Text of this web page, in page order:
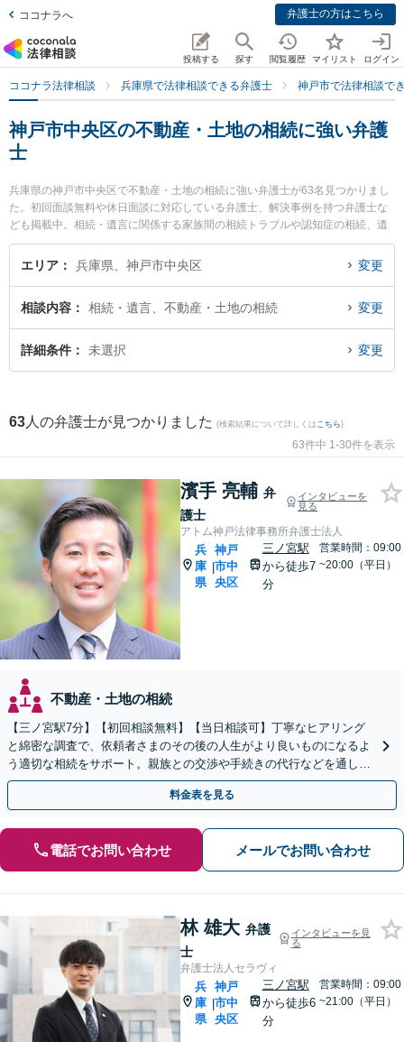
ココナラへ 弁護士の方はこちら
投稿する 探す 閲覧履歴 マイリスト ログイン
ココナラ法律相談 兵庫県で法律相談できる弁護士 神戸市で法律相談で
神戸市中央区の不動産・土地の相続に強い弁護
士
兵庫県の神戸市中央区で不動産・土地の相続に強い弁護士が63名見つかりまし
た。初回面談無料や休日面談に対応している弁護士、解決事例を持つ弁護士な
ども掲載中。相続・遺言に関係する家族間の相続トラブルや認知症の相続、遺
産分割等の細かな分野での絞り込み検索もでき便利です。特にアトム神戸法律
事務所弁護士法人の濱手 亮輔弁護士や弁護士法人セラヴィの林 雄大弁護士、弁
相続のトラブルを今すぐに弁護士に相談したい』『不動産・土地の相続のトラ
ブル解決の実績豊富な近くの弁護士を検索したい』『初回相談無料で不動産・
土地の相続を法律相談できる神戸市中央区内の弁護士に相談予約したい』など
エリア 兵庫県、神戸市中央区 変更
相談内容 相続・遺言、不動産・土地の相続 変更
詳細条件 未選択 変更
63 人の弁護士が見つかりました (検索結果について詳しくは こちら)
63件中 1-30件を表示
濱手 亮輔 弁
護士
インタビューを
見る
アトム神戸法律事務所弁護士法人
兵
庫
県
|
神戸
市中
央区
三ノ宮駅
から徒歩7
分
営業時間：09:00
~20:00（平日）
不動産・土地の相続
【三ノ宮駅7分】【初回相談無料】【当日相談可】丁寧なヒアリング
と綿密な調査で、依頼者さまのその後の人生がより良いものになるよ
う適切な相続をサポート。親族との交渉や手続きの代行などを通し、
心理的な負担を軽減します【分割払いあり】
料金表を見る
電話でお問い合わせ メールでお問い合わせ
林 雄大 弁護
士
インタビューを見
る
弁護士法人セラヴィ
兵
庫
県
|
神戸
市中
央区
三ノ宮駅
から徒歩6
分
営業時間：09:00
~21:00（平日）